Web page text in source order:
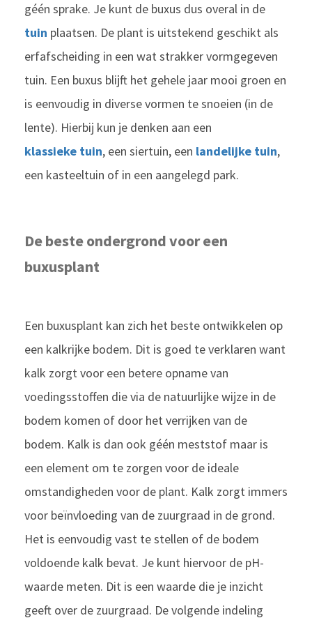
géén sprake. Je kunt de buxus dus overal in de
tuin plaatsen. De plant is uitstekend geschikt als
erfafscheiding in een wat strakker vormgegeven
tuin. Een buxus blijft het gehele jaar mooi groen en
is eenvoudig in diverse vormen te snoeien (in de
lente). Hierbij kun je denken aan een
klassieke tuin, een siertuin, een landelijke tuin,
een kasteeltuin of in een aangelegd park.
De beste ondergrond voor een
buxusplant
Een buxusplant kan zich het beste ontwikkelen op
een kalkrijke bodem. Dit is goed te verklaren want
kalk zorgt voor een betere opname van
voedingsstoffen die via de natuurlijke wijze in de
bodem komen of door het verrijken van de
bodem. Kalk is dan ook géén meststof maar is
een element om te zorgen voor de ideale
omstandigheden voor de plant. Kalk zorgt immers
voor beïnvloeding van de zuurgraad in de grond.
Het is eenvoudig vast te stellen of de bodem
voldoende kalk bevat. Je kunt hiervoor de pH-
waarde meten. Dit is een waarde die je inzicht
geeft over de zuurgraad. De volgende indeling